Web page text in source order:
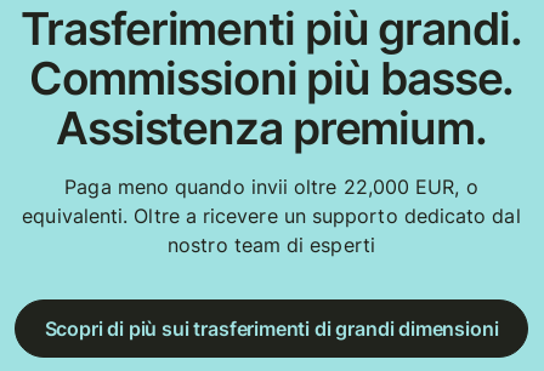
Trasferimenti più grandi.
Commissioni più basse.
Assistenza premium.
Paga meno quando invii oltre 22,000 EUR, o
equivalenti. Oltre a ricevere un supporto dedicato dal
nostro team di esperti
Scopri di più sui trasferimenti di grandi dimensioni